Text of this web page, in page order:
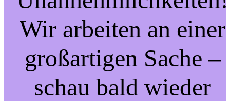
Wir arbeiten an einer
großartigen Sache –
schau bald wieder